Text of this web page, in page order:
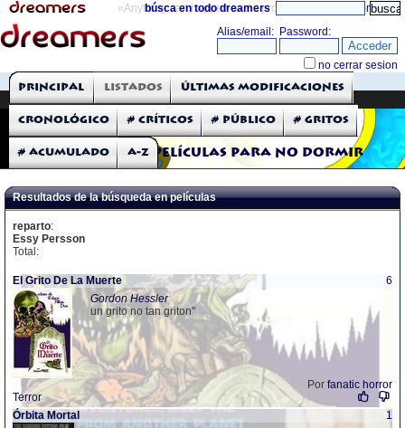
«Anything can happen and it probably will» directorio
búsca en todo dreamers
THE DREAMERS
Críticas: Películas
Películas para no dormir
Principal Listados Últimas modificaciones
Cronológico # Críticos # Público # Gritos
# Acumulado A-Z
Resultados de la búsqueda en películas
reparto:
Essy Persson
Total:
El Grito De La Muerte
6
Gordon Hessler
un grito no tan griton"
Por fanatic horror
Terror
Órbita Mortal
1